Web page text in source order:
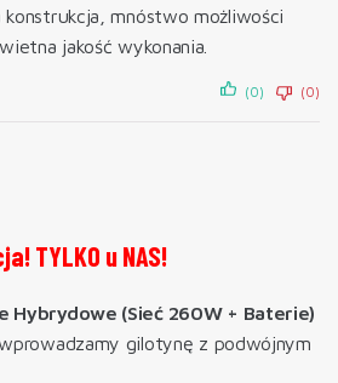
konstrukcja, mnóstwo możliwości
jakość wykonania.
(0) (0)
TYLKO u NAS!
Hybrydowe (Sieć 260W + Baterie)
gilotynę z podwójnym